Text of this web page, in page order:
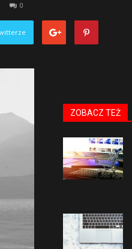
0
ZOBACZ TEŻ